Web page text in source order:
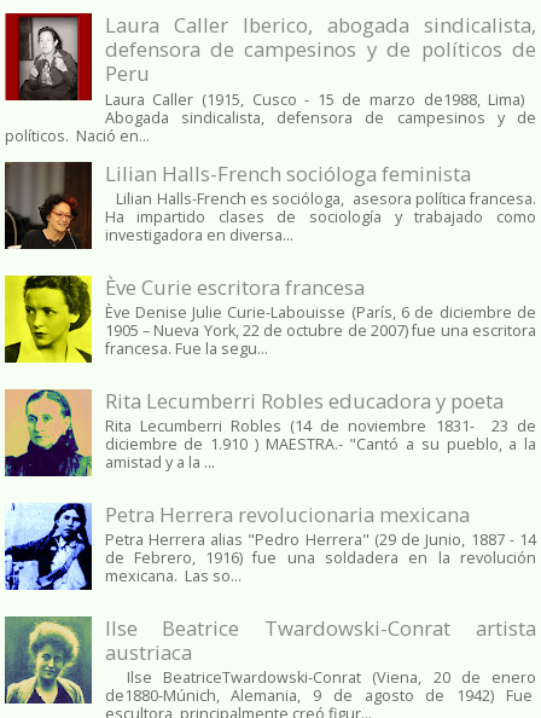
Laura Caller Iberico, abogada sindicalista,
defensora de campesinos y de políticos de
Peru
Laura Caller (1915, Cusco - 15 de marzo de1988, Lima)
Abogada sindicalista, defensora de campesinos y de
políticos. Nació en...
Lilian Halls-French socióloga feminista
Lilian Halls-French es socióloga, asesora política francesa.
Ha impartido clases de sociología y trabajado como
investigadora en diversa...
Ève Curie escritora francesa
Ève Denise Julie Curie-Labouisse (París, 6 de diciembre de
1905 – Nueva York, 22 de octubre de 2007) fue una escritora
francesa. Fue la segu...
Rita Lecumberri Robles educadora y poeta
Rita Lecumberri Robles (14 de noviembre 1831- 23 de
diciembre de 1.910 ) MAESTRA.- "Cantó a su pueblo, a la
amistad y a la ...
Petra Herrera revolucionaria mexicana
Petra Herrera alias "Pedro Herrera" (29 de Junio, 1887 - 14
de Febrero, 1916) fue una soldadera en la revolución
mexicana. Las so...
Ilse Beatrice Twardowski-Conrat artista
austriaca
Ilse BeatriceTwardowski-Conrat (Viena, 20 de enero
de1880-Múnich, Alemania, 9 de agosto de 1942) Fue